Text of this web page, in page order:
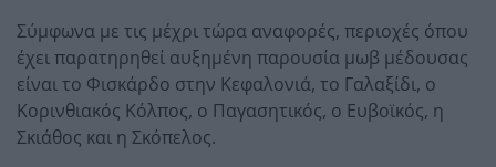
Σύμφωνα με τις μέχρι τώρα αναφορές, περιοχές όπου
έχει παρατηρηθεί αυξημένη παρουσία μωβ μέδουσας
είναι το Φισκάρδο στην Κεφαλονιά, το Γαλαξίδι, ο
Κορινθιακός Κόλπος, ο Παγασητικός, ο Ευβοϊκός, η
Σκιάθος και η Σκόπελος.